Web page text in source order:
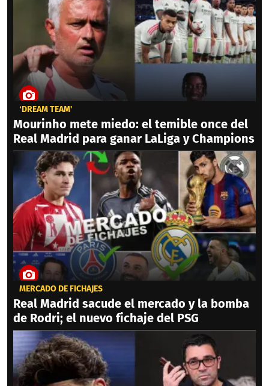
‘DREAM TEAM'
Mourinho mete miedo: el temible once del
Real Madrid para ganar LaLiga y Champions
MERCADO DE FICHAJES
Real Madrid sacude el mercado y la bomba
de Rodri; el nuevo fichaje del PSG